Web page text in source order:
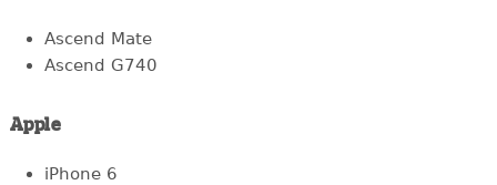
Ascend Mate
Ascend G740
Apple
iPhone 6